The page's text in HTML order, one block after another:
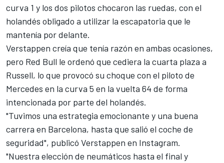
curva 1 y los dos pilotos chocaron las ruedas, con el
holandés obligado a utilizar la escapatoria que le
mantenía por delante.
Verstappen creía que tenía razón en ambas ocasiones,
pero Red Bull le ordenó que cediera la cuarta plaza a
Russell, lo que provocó su choque con el piloto de
Mercedes en la curva 5 en la vuelta 64 de forma
intencionada por parte del holandés.
"Tuvimos una estrategia emocionante y una buena
carrera en Barcelona, hasta que salió el coche de
seguridad", publicó Verstappen en Instagram.
"Nuestra elección de neumáticos hasta el final y